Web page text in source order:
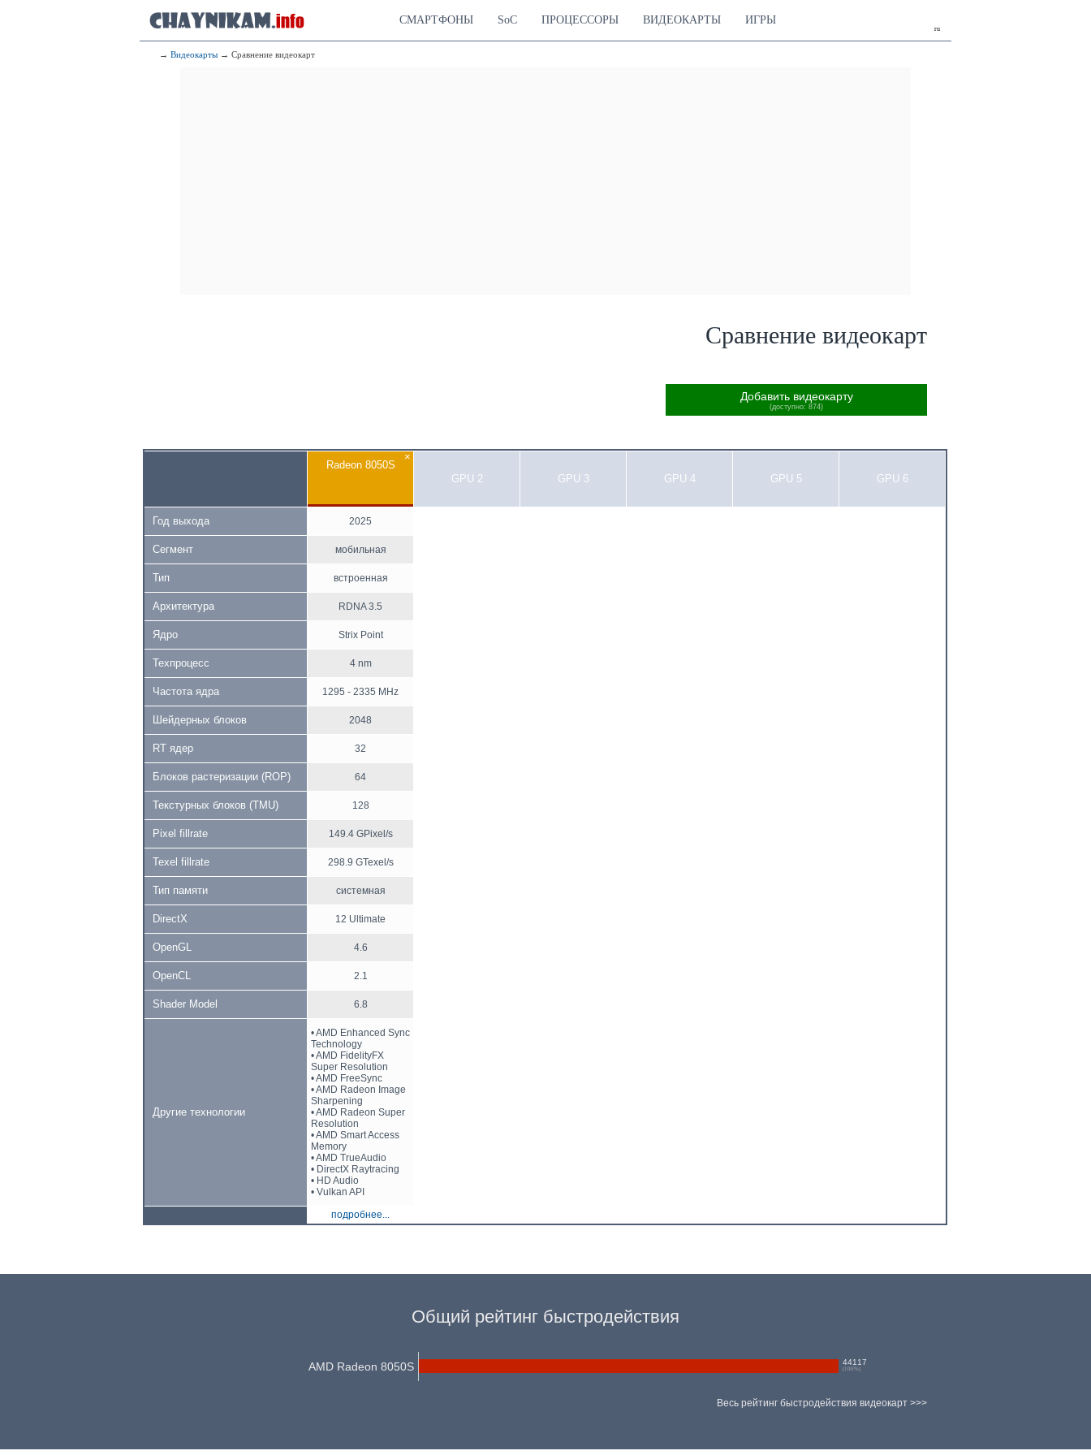
ru
СМАРТФОНЫ SoC ПРОЦЕССОРЫ ВИДЕОКАРТЫ ИГРЫ
→ Видеокарты → Сравнение видеокарт
Сравнение видеокарт
Добавить видеокарту
(доступно: 874)
×
Radeon 8050S
GPU 2
GPU 3 GPU 4 GPU 5 GPU 6
Год выхода 2025
Сегмент мобильная
Тип встроенная
Архитектура RDNA 3.5
Ядро Strix Point
Техпроцесс 4 nm
Частота ядра 1295 - 2335 MHz
Шейдерных блоков 2048
RT ядер 32
Блоков растеризации (ROP) 64
Текстурных блоков (TMU) 128
Pixel fillrate 149.4 GPixel/s
Texel fillrate 298.9 GTexel/s
Тип памяти системная
DirectX 12 Ultimate
OpenGL 4.6
OpenCL 2.1
Shader Model 6.8
Другие технологии
• AMD Enhanced Sync
Technology
• AMD FidelityFX
Super Resolution
• AMD FreeSync
• AMD Radeon Image
Sharpening
• AMD Radeon Super
Resolution
• AMD Smart Access
Memory
• AMD TrueAudio
• DirectX Raytracing
• HD Audio
• Vulkan API
подробнее...
Общий рейтинг быстродействия
AMD Radeon 8050S 44117
(100 %)
Весь рейтинг быстродействия видеокарт >>>